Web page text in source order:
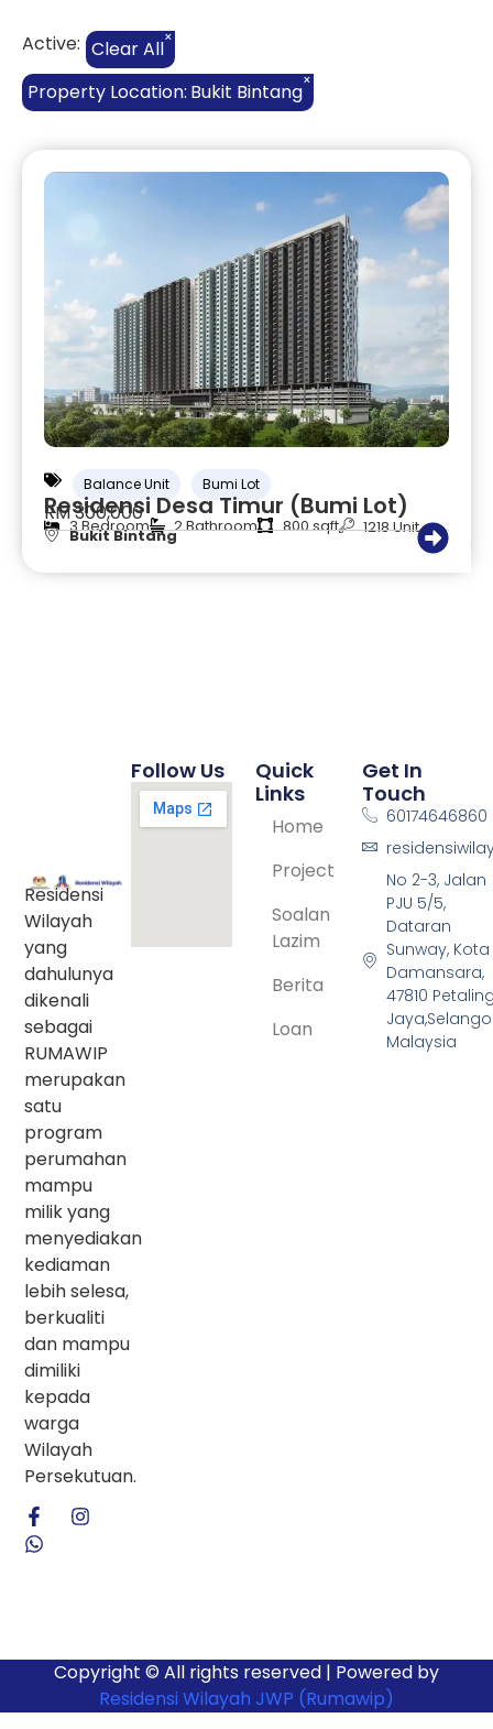
Active: Clear All×
Property Location: Bukit Bintang×
Balance Unit Bumi Lot
Residensi Desa Timur (Bumi Lot)
RM 300,000
3 Bedroom 2 Bathroom 800 sqft 1218 Unit
Bukit Bintang
Residensi
Wilayah
yang
dahulunya
dikenali
sebagai
RUMAWIP
merupakan
satu
program
perumahan
mampu
milik yang
menyediakan
kediaman
lebih selesa,
berkualiti
dan mampu
dimiliki
kepada
warga
Wilayah
Persekutuan.
Quick
Links
Home
Project
Soalan
Lazim
Berita
Loan
Get In
Touch
60174646860
No 2-3, Jalan
PJU 5/5,
Dataran
Sunway, Kota
Damansara,
47810
Malaysia
Follow Us
Copyright © All rights reserved | Powered by
Residensi Wilayah JWP (Rumawip)